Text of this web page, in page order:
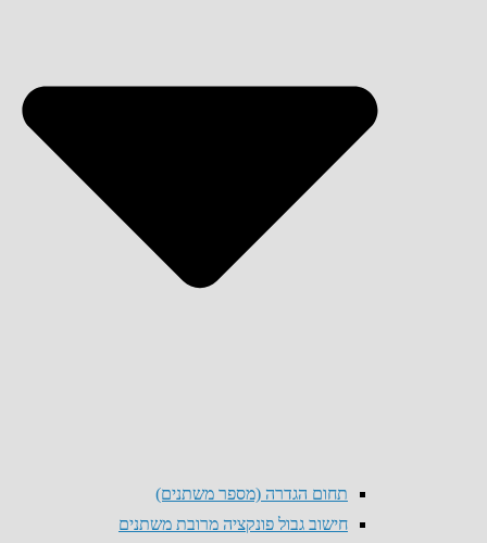
תחום הגדרה (מספר משתנים)
חישוב גבול פונקציה מרובת משתנים